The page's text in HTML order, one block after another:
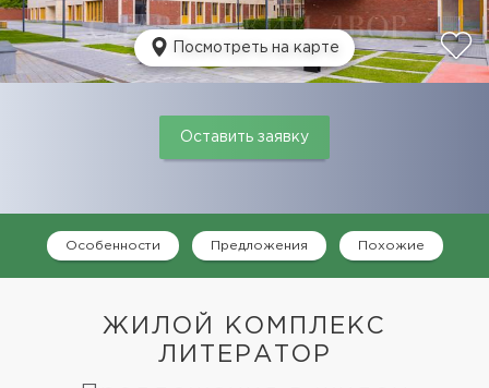
Посмотреть на карте
Оставить заявку
Особенности Предложения Похожие
ЖИЛОЙ КОМПЛЕКС
ЛИТЕРАТОР